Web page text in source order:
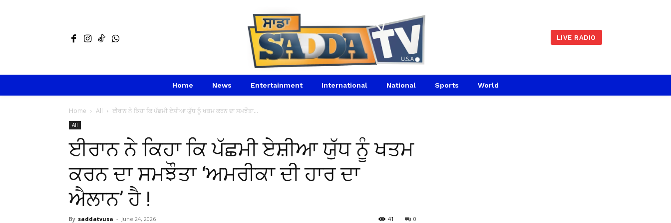
LIVE RADIO
Home News Entertainment International National Sports World
Home All ਈਰਾਨ ਨੇ ਕਿਹਾ ਕਿ ਪੱਛਮੀ ਏਸ਼ੀਆ ਯੁੱਧ ਨੂੰ ਖਤਮ ਕਰਨ ਦਾ ਸਮਝੌਤਾ...
All
ਈਰਾਨ ਨੇ ਕਿਹਾ ਕਿ ਪੱਛਮੀ ਏਸ਼ੀਆ ਯੁੱਧ ਨੂੰ ਖਤਮ
ਕਰਨ ਦਾ ਸਮਝੌਤਾ ‘ਅਮਰੀਕਾ ਦੀ ਹਾਰ ਦਾ
ਐਲਾਨ’ ਹੈ !
By saddatvusa - June 24, 2026 0
41